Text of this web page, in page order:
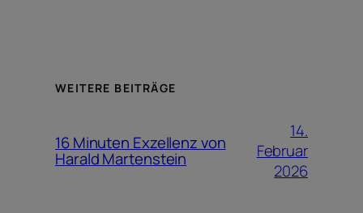
WEITERE BEITRÄGE
16 Minuten Exzellenz von
Harald Martenstein
14.
Februar
2026